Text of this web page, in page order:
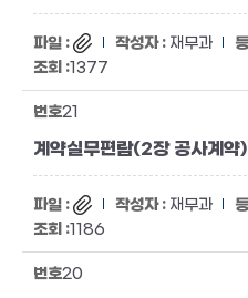
재무과
1377
21
계약실무편람(2장 공사계약)
재무과
1186
20